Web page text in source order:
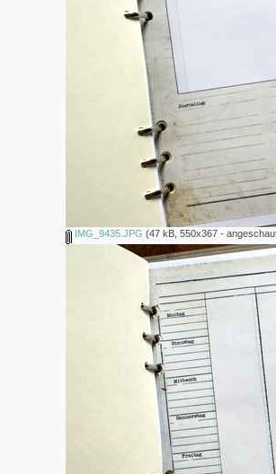
IMG_9435.JPG (47 kB, 550x367 -